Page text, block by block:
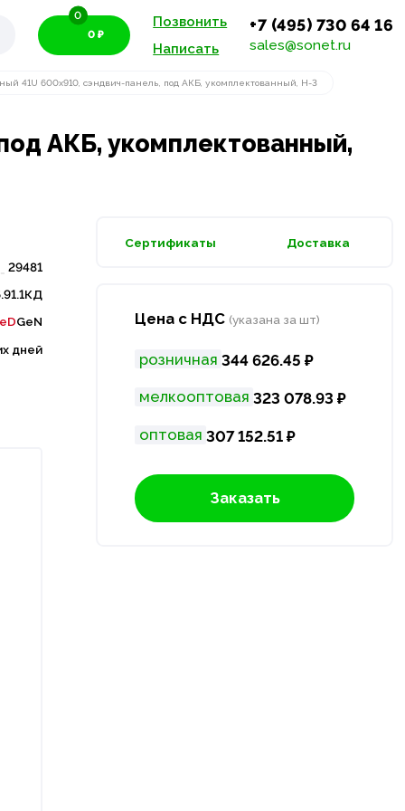
0 ₽
0
Позвонить
Написать
+7 (495) 730 64 16
sales@sonet.ru
41U 600х910, сэндвич-панель, под АКБ, укомплектованный, Н-3
АКБ, укомплектованный,
29481
GeN
дней
Сертификаты Доставка
Цена с НДС (указана за шт)
розничная 344 626.45 ₽
мелкооптовая 323 078.93 ₽
оптовая 307 152.51 ₽
Заказать